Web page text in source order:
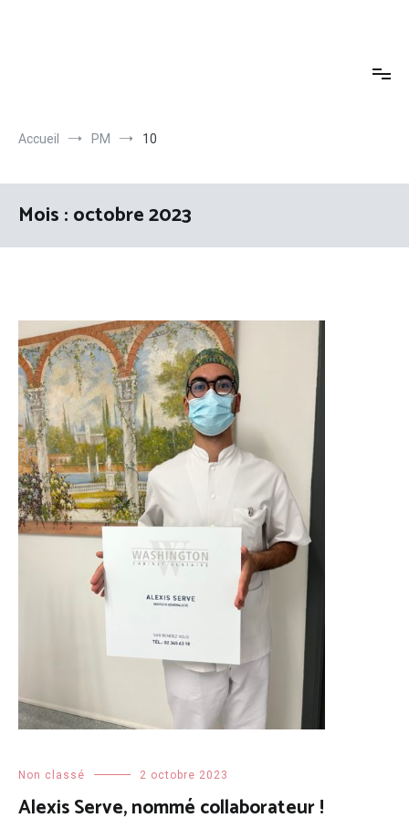
Accueil PM 10
Mois :octobre 2023
Non classé 2 octobre 2023
Alexis Serve, nommé collaborateur !